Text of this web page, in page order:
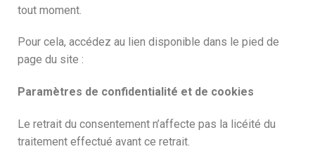
tout moment.
Pour cela, accédez au lien disponible dans le pied de
page du site :
Paramètres de confidentialité et de cookies
Le retrait du consentement n’affecte pas la licéité du
traitement effectué avant ce retrait.